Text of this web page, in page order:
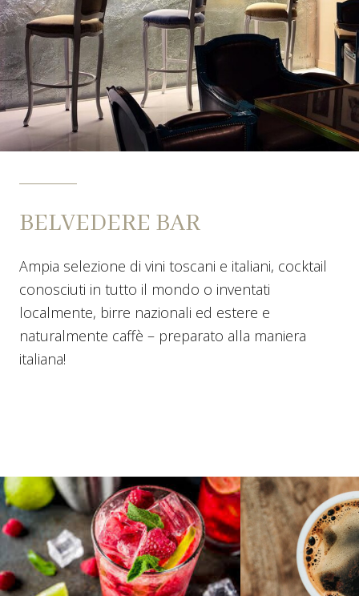
BELVEDERE BAR
Ampia selezione di vini toscani e italiani, cocktail
conosciuti in tutto il mondo o inventati
localmente, birre nazionali ed estere e
naturalmente caffè – preparato alla maniera
italiana!